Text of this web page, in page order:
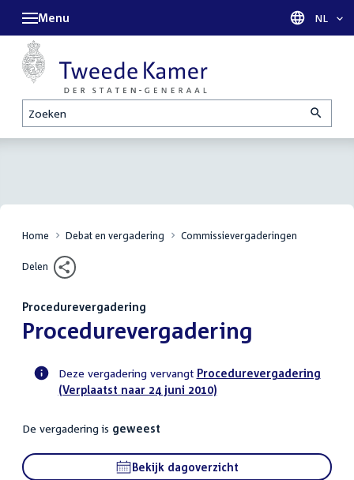
Zoeken
Menu Taal
NL
Home Debat en vergadering Commissievergaderingen
Delen
Procedurevergadering
:Procedurevergadering
Voortgangsstatus
activiteit
Deze vergadering vervangt Procedurevergadering
(Verplaatst naar 24 juni 2010)
De vergadering is geweest
Bekijk dagoverzicht